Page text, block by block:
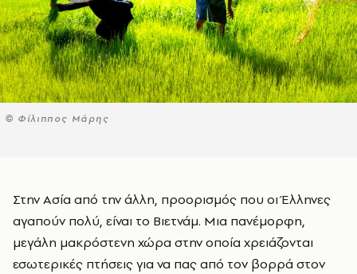
© Φίλιππος Μάρης
Στην Ασία από την άλλη, προορισμός που οι Έλληνες
αγαπούν πολύ, είναι το Βιετνάμ. Μια πανέμορφη,
μεγάλη μακρόστενη χώρα στην οποία χρειάζονται
εσωτερικές πτήσεις για να πας από τον βορρά στον